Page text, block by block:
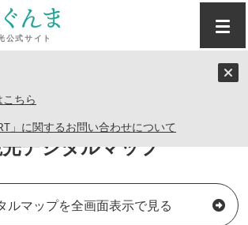
ちら
」に関するお問い合わせについて
デジタルマップ
ルマップを全画面表示で見る